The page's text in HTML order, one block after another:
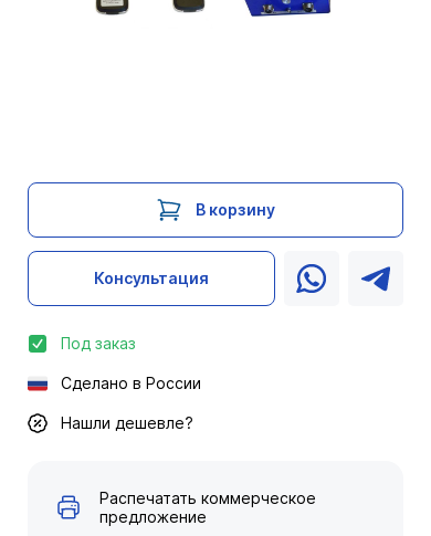
В корзину
Консультация
Под заказ
Сделано в России
Нашли дешевле?
Распечатать коммерческое
предложение